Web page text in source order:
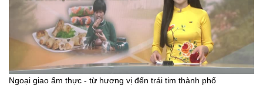
Ngoại giao ẩm thực - từ hương vị đến trái tim thành phố